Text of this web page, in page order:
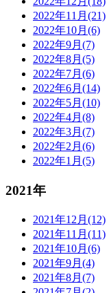
2022年11月(21)
2022年10月(6)
2022年9月(7)
2022年8月(5)
2022年7月(6)
2022年6月(14)
2022年5月(10)
2022年4月(8)
2022年3月(7)
2022年2月(6)
2022年1月(5)
2021年
2021年12月(12)
2021年11月(11)
2021年10月(6)
2021年9月(4)
2021年8月(7)